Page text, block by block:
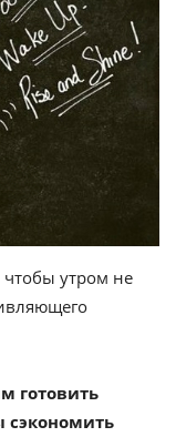
утром не
готовить
сэкономить